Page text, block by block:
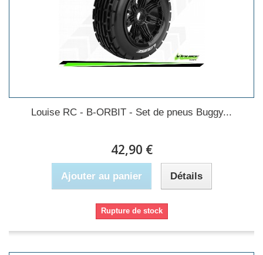
Louise RC - B-ORBIT - Set de pneus Buggy...
42,90 €
Ajouter au panier Détails
Rupture de stock